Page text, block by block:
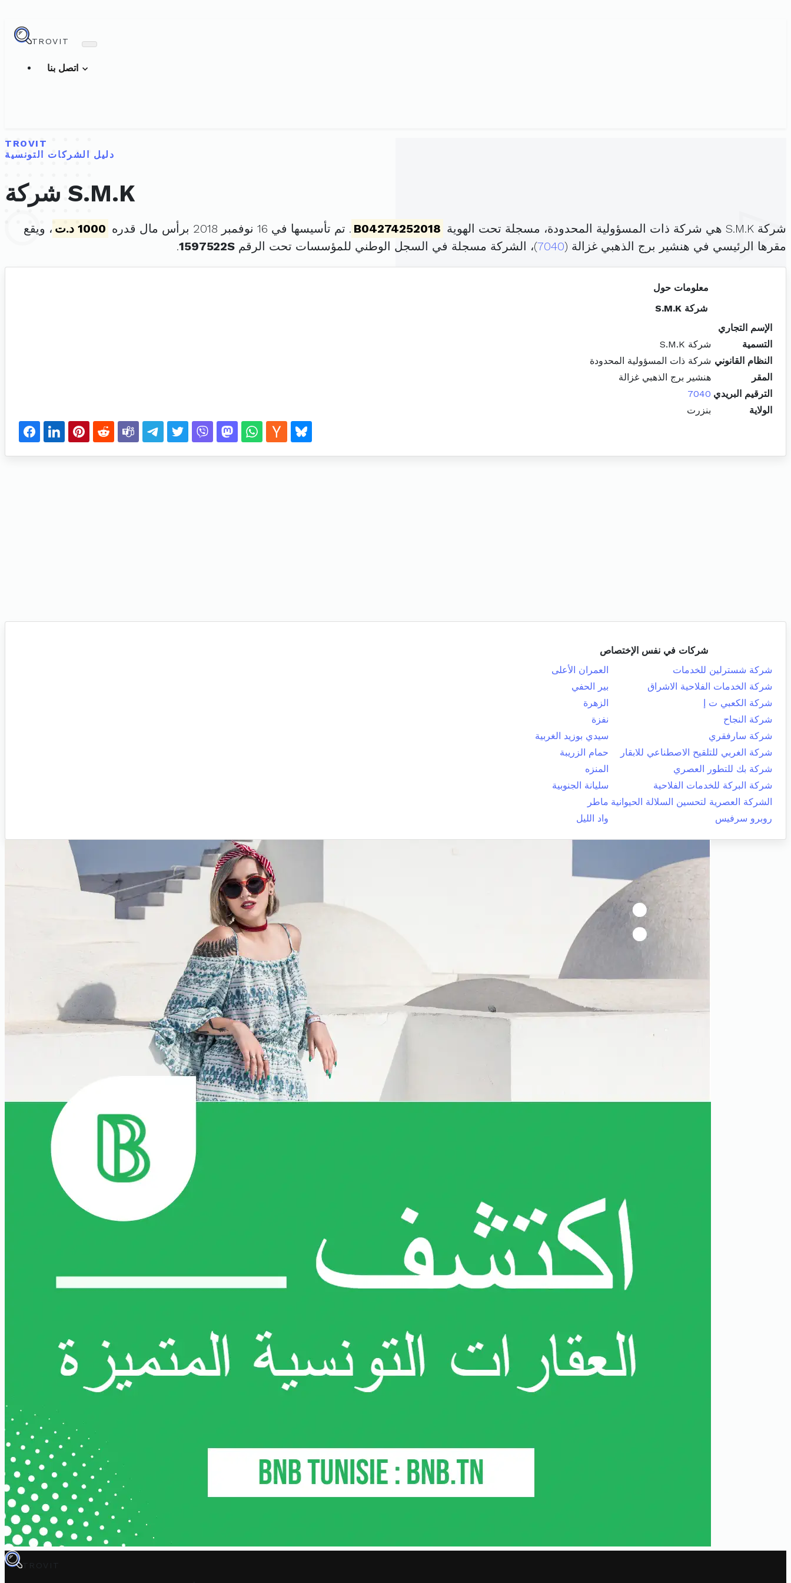
TROVIT
TROVIT
دليل الشركات التونسية
شركة S.M.K
شركة S.M.K هي شركة ذات المسؤولية المحدودة، مسجلة تحت الهوية B04274252018 . تم تأسيسها في 16 نوفمبر 2018 برأس مال قدره 1000 د.ت
، ويقع
مقرها الرئيسي في هنشير برج الذهبي غزالة (7040)، الشركة مسجلة في السجل الوطني للمؤسسات تحت الرقم 1597522S
.
معلومات حول
شركة S.M.K
الإسم التجاري
التسمية
شركة S.M.K
النظام القانوني شركة ذات المسؤولية المحدودة
المقر
هنشير برج الذهبي غزالة
الترقيم البريدي 7040
الولاية
بنزرت
شركات في نفس الإختصاص
شركة شسترلين للخدمات
العمران الأعلى
شركة الخدمات الفلاحية الاشراق
بير الحفي
شركة الكعبي ت إ
الزهرة
شركة النجاح
نفزة
شركة سارفقري
سيدي بوزيد الغربية
شركة الغربي للتلقيح الاصطناعي للابقار
حمام الزريبة
شركة بك للتطور العصري
المنزه
شركة البركة للخدمات الفلاحية
سليانة الجنوبية
الشركة العصرية لتحسين السلالة الحيوانية ماطر
روبرو سرفيس
واد الليل
TROVIT